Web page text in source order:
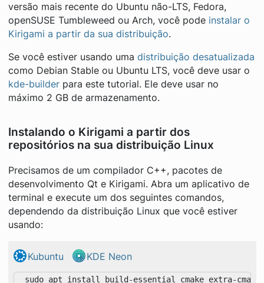
versão mais recente do Ubuntu não-LTS, Fedora,
openSUSE Tumbleweed ou Arch, você pode instalar o
Kirigami a partir da sua distribuição.
Se você estiver usando uma distribuição desatualizada
como Debian Stable ou Ubuntu LTS, você deve usar o
kde-builderpara este tutorial. Ele deve usar no
máximo 2 GB de armazenamento.
Instalando o Kirigami a partir dos
repositórios na sua distribuição Linux
Precisamos de um compilador C++, pacotes de
desenvolvimento Qt e Kirigami. Abra um aplicativo de
terminal e execute um dos seguintes comandos,
dependendo da distribuição Linux que você estiver
usando:
Kubuntu KDE Neon